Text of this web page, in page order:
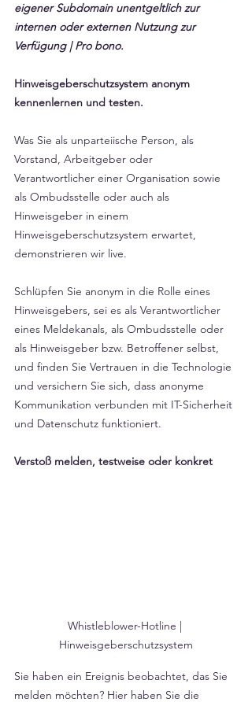
eigener Subdomain unentgeltlich zur
internen oder externen Nutzung zur
Verfügung | Pro bono.
Hinweisgeberschutzsystem anonym
kennenlernen und testen.
Was Sie als unparteiische Person, als
Vorstand, Arbeitgeber oder
Verantwortlicher einer Organisation sowie
als Ombudsstelle oder auch als
Hinweisgeber in einem
Hinweisgeberschutzsystem erwartet,
demonstrieren wir live.
Schlüpfen Sie anonym in die Rolle eines
Hinweisgebers, sei es als Verantwortlicher
eines Meldekanals, als Ombudsstelle oder
als Hinweisgeber bzw. Betroffener selbst,
und finden Sie Vertrauen in die Technologie
und versichern Sie sich, dass anonyme
Kommunikation verbunden mit IT-Sicherheit
und Datenschutz funktioniert.
Verstoß melden, testweise oder konkret
Whistleblower-Hotline |
Hinweisgeberschutzsystem
Sie haben ein Ereignis beobachtet, das Sie
melden möchten? Hier haben Sie die